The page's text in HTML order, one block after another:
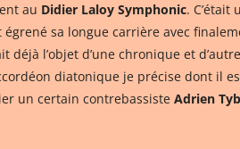
au Didier Laloy Symphonic.
sa longue carrière avec
l’objet d’une chronique et
diatonique je précise dont il
un certain contrebassiste Adrien